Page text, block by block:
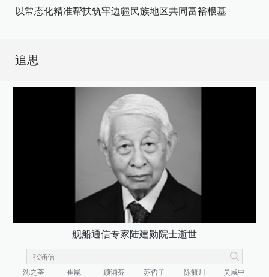
以常态化精准帮扶筑牢边疆民族地区共同富裕根基
追思
舰船通信专家陆建勋院士逝世
沈之荃 崔崑 顾诵芬 苏哲子 陈毓川
吴咸中